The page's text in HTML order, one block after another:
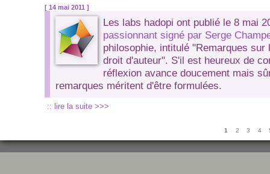
[ 14 mai 2011 ]
Les labs hadopi ont publié le 8 mai
passionnant signé par Serge
philosophie, intitulé "Remarques sur
droit d'auteur". S'il est heureux de
réflexion avance doucement mais
remarques méritent d'être formulées.
:: lire la suite >>>
1 2 3 4